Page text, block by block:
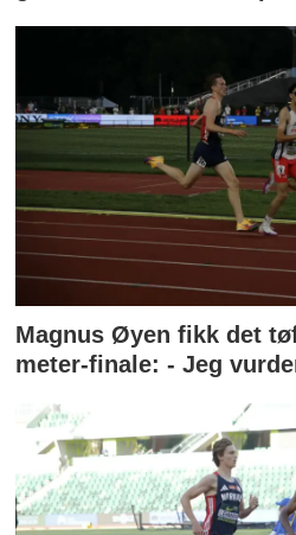
Magnus Øyen fikk det
meter-finale: - Jeg